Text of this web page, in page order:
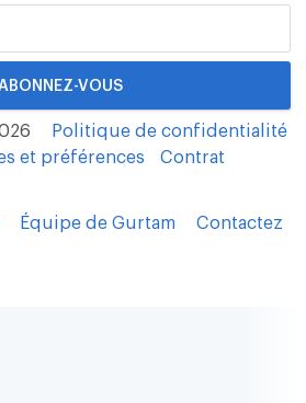
Politique de confidentialité
et préférences
Contrat
Équipe de Gurtam
Contactez